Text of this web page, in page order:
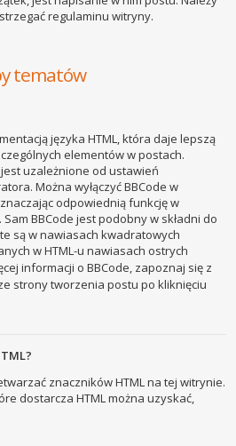
regulaminu witryny.
tematów
języka HTML, która daje lepszą
elementów w postach.
uzależnione od ustawień
Można wyłączyć BBCode w
odpowiednią funkcję w
BBCode jest podobny w składni do
są w nawiasach kwadratowych
w HTML-u nawiasach ostrych
informacji o BBCode, zapoznaj się z
strony tworzenia postu po kliknięciu
znaczników HTML na tej witrynie.
dostarcza HTML można uzyskać,